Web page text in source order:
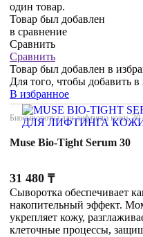
один товар.
Товар был добавлен
в сравнение
Сравнить
Сравнить
Товар был добавлен в
Для того, чтобы добавить
В избранное
Биосыворотка для лифтинга кожи, 30
Muse Bio-Tight Serum 30
31 480 ₸
Сыворотка обеспечивает
накопительный эффект.
укрепляет кожу,
клеточные процессы,